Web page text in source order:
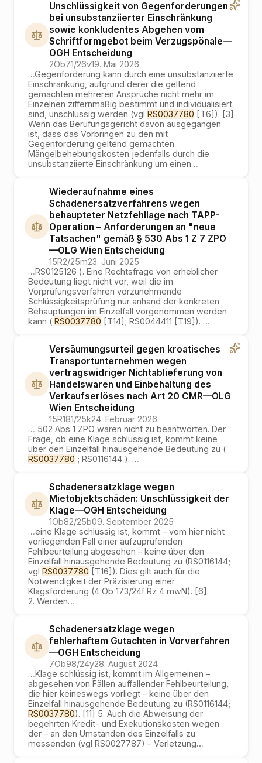
Unschlüssigkeit von Gegenforderungen
bei unsubstanziierter Einschränkung
sowie konkludentes Abgehen vom
Schriftformgebot beim Verzugspönale—
OGH Entscheidung
2Ob71/26v19. Mai 2026
…Gegenforderung kann durch eine unsubstanziierte
Einschränkung, aufgrund derer die geltend
gemachten mehreren Ansprüche nicht mehr im
Einzelnen ziffernmäßig bestimmt und individualisiert
sind, unschlüssig werden (vgl RS0037780 [T6]). [3]
Wenn das Berufungsgericht davon ausgegangen
ist, dass das Vorbringen zu den mit
Gegenforderung geltend gemachten
Mängelbehebungskosten jedenfalls durch die
unsubstanziierte Einschränkung um einen…
Wiederaufnahme eines
Schadenersatzverfahrens wegen
behaupteter Netzfehllage nach TAPP-
Operation – Anforderungen an "neue
Tatsachen" gemäß § 530 Abs 1 Z 7 ZPO
—OLG Wien Entscheidung
15R2/25m23. Juni 2025
…RS0125126 ). Eine Rechtsfrage von erheblicher
Bedeutung liegt nicht vor, weil die im
Vorprüfungsverfahren vorzunehmende
Schlüssigkeitsprüfung nur anhand der konkreten
Behauptungen im Einzelfall vorgenommen werden
kann ( RS0037780 [T14]; RS0044411 [T19]). …
Versäumungsurteil gegen kroatisches
Transportunternehmen wegen
vertragswidriger Nichtablieferung von
Handelswaren und Einbehaltung des
Verkaufserlöses nach Art 20 CMR—OLG
Wien Entscheidung
15R181/25k24. Februar 2026
… 502 Abs 1 ZPO waren nicht zu beantworten. Der
Frage, ob eine Klage schlüssig ist, kommt keine
über den Einzelfall hinausgehende Bedeutung zu (
RS0037780 ; RS0116144 ). …
Schadenersatzklage wegen
Mietobjektschäden: Unschlüssigkeit der
Klage—OGH Entscheidung
1Ob82/25b09. September 2025
…eine Klage schlüssig ist, kommt – vom hier nicht
vorliegenden Fall einer aufzuprüfenden
Fehlbeurteilung abgesehen – keine über den
Einzelfall hinausgehende Bedeutung zu (RS0116144;
vgl RS0037780 [T16]). Dies gilt auch für die
Notwendigkeit der Präzisierung einer
Klagsforderung (4 Ob 173/24f Rz 4 mwN). [6]
2. Werden…
Schadenersatzklage wegen
fehlerhaftem Gutachten in Vorverfahren
—OGH Entscheidung
7Ob98/24y28. August 2024
…Klage schlüssig ist, kommt im Allgemeinen –
abgesehen von Fällen auffallender Fehlbeurteilung,
die hier keineswegs vorliegt – keine über den
Einzelfall hinausgehende Bedeutung zu (RS0116144;
RS0037780). [11] 5. Auch die Abweisung der
begehrten Kredit- und Exekutionskosten wegen
der – an den Umständen des Einzelfalls zu
messenden (vgl RS0027787) – Verletzung…